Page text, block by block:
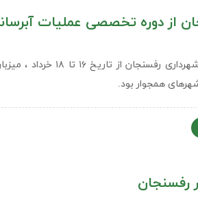
از دوره تخصصی عملیات
سازمان آتش‌نشانی و خدمات ایمنی شهرداری رفسنجان از
همجوار بود.